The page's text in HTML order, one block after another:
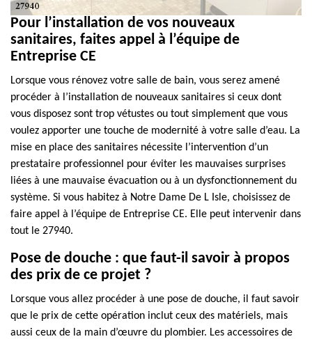
Pour l’installation de vos nouveaux
sanitaires, faites appel à l’équipe de
Entreprise CE
Lorsque vous rénovez votre salle de bain, vous serez amené
procéder à l’installation de nouveaux sanitaires si ceux dont
vous disposez sont trop vétustes ou tout simplement que vous
voulez apporter une touche de modernité à votre salle d’eau. La
mise en place des sanitaires nécessite l’intervention d’un
prestataire professionnel pour éviter les mauvaises surprises
liées à une mauvaise évacuation ou à un dysfonctionnement du
système. Si vous habitez à Notre Dame De L Isle, choisissez de
faire appel à l’équipe de Entreprise CE. Elle peut intervenir dans
tout le 27940.
Pose de douche : que faut-il savoir à propos
des prix de ce projet ?
Lorsque vous allez procéder à une pose de douche, il faut savoir
que le prix de cette opération inclut ceux des matériels, mais
aussi ceux de la main d’œuvre du plombier. Les accessoires de